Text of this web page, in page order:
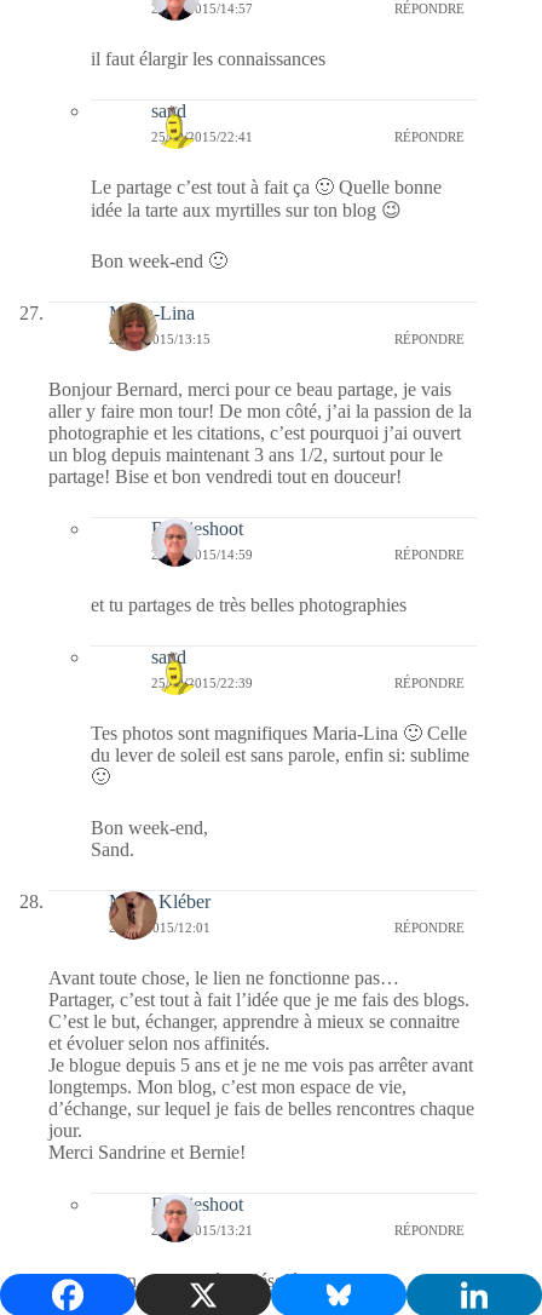
25/09/2015/14:57 RÉPONDRE
il faut élargir les connaissances
sand
25/09/2015/22:41 RÉPONDRE
Le partage c’est tout à fait ça 🙂 Quelle bonne
idée la tarte aux myrtilles sur ton blog 😉
Bon week-end 🙂
Maria-Lina
25/09/2015/13:15 RÉPONDRE
Bonjour Bernard, merci pour ce beau partage, je vais
aller y faire mon tour! De mon côté, j’ai la passion de la
photographie et les citations, c’est pourquoi j’ai ouvert
un blog depuis maintenant 3 ans 1/2, surtout pour le
partage! Bise et bon vendredi tout en douceur!
Bernieshoot
25/09/2015/14:59 RÉPONDRE
et tu partages de très belles photographies
sand
25/09/2015/22:39 RÉPONDRE
Tes photos sont magnifiques Maria-Lina 🙂 Celle
du lever de soleil est sans parole, enfin si: sublime
🙂
Bon week-end,
Sand.
Marie Kléber
25/09/2015/12:01 RÉPONDRE
Avant toute chose, le lien ne fonctionne pas…
Partager, c’est tout à fait l’idée que je me fais des blogs.
C’est le but, échanger, apprendre à mieux se connaitre
et évoluer selon nos affinités.
Je blogue depuis 5 ans et je ne me vois pas arrêter avant
longtemps. Mon blog, c’est mon espace de vie,
d’échange, sur lequel je fais de belles rencontres chaque
jour.
Merci Sandrine et Bernie!
Bernieshoot
25/09/2015/13:21 RÉPONDRE
le lien est corrigé … désolé …